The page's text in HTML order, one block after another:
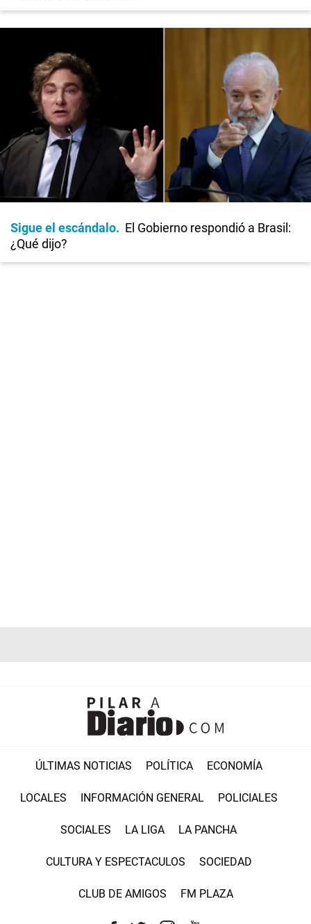
Sigue el escándalo
El Gobierno respondió a Brasil:
¿Qué dijo?
ÚLTIMAS NOTICIAS POLÍTICA ECONOMÍA
LOCALES INFORMACIÓN GENERAL POLICIALES
SOCIALES LA LIGA LA PANCHA
CULTURA Y ESPECTACULOS SOCIEDAD
CLUB DE AMIGOS FM PLAZA